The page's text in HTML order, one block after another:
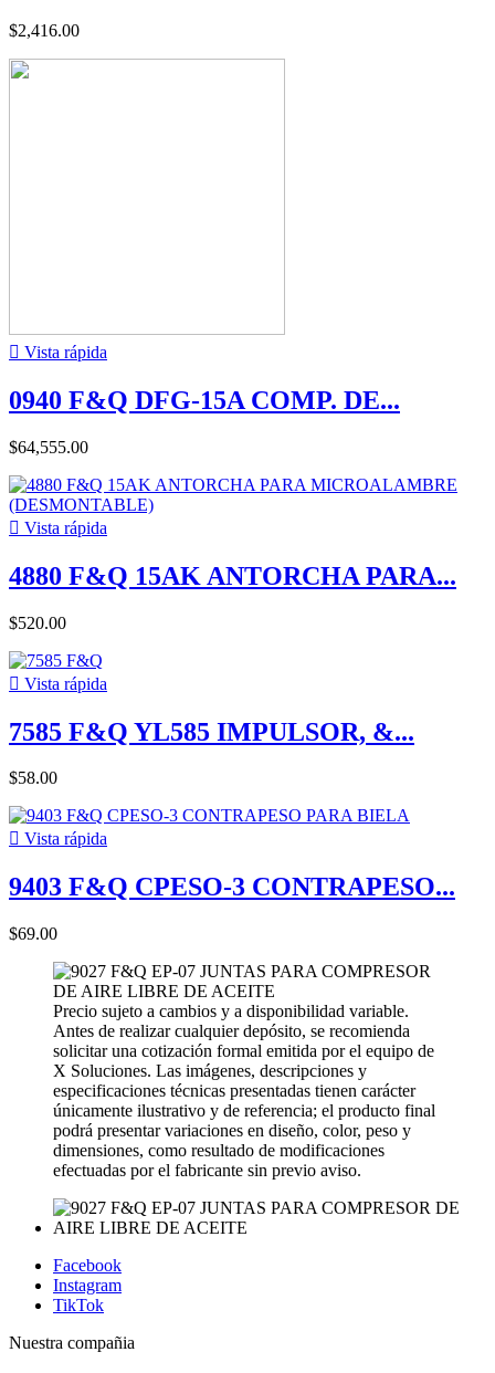
$2,416.00
 Vista rápida
0940 F&Q DFG-15A COMP. DE...
$64,555.00
 Vista rápida
4880 F&Q 15AK ANTORCHA PARA...
$520.00
 Vista rápida
7585 F&Q YL585 IMPULSOR, &...
$58.00
 Vista rápida
9403 F&Q CPESO-3 CONTRAPESO...
$69.00
Precio sujeto a cambios y a disponibilidad variable.
Antes de realizar cualquier depósito, se recomienda
solicitar una cotización formal emitida por el equipo de
X Soluciones. Las imágenes, descripciones y
especificaciones técnicas presentadas tienen carácter
únicamente ilustrativo y de referencia; el producto final
podrá presentar variaciones en diseño, color, peso y
dimensiones, como resultado de modificaciones
efectuadas por el fabricante sin previo aviso.
Facebook
Instagram
TikTok
Nuestra compañia